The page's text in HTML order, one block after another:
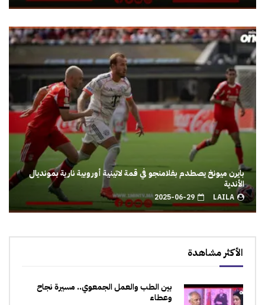
بايرن ميونخ يصطدم بفلامنجو في قمة لاتينية أوروبية نارية بمونديال
الأندية
LAILA
2025-06-29
الأكثر مشاهدة
بين الطب والعمل الجمعوي.. مسيرة نجاح
وعطاء